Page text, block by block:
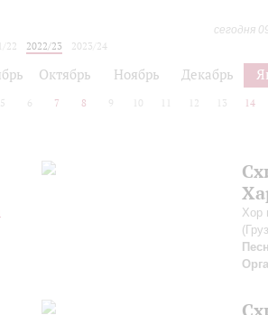
сегодня
22 2022/23
2023/24
Октябрь Ноябрь Декабрь
5 6 7 8 9 10 12 13 14
Хор